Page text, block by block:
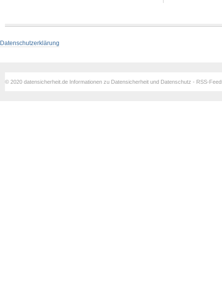
Datenschutzerklärung
© 2020 datensicherheit.de Informationen zu Datensicherheit und Datenschutz - RSS-